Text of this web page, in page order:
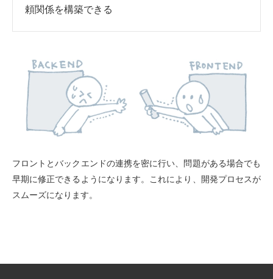
頼関係を構築できる
フロントとバックエンドの連携を密に行い、問題がある場合でも
早期に修正できるようになります。これにより、開発プロセスが
スムーズになります。